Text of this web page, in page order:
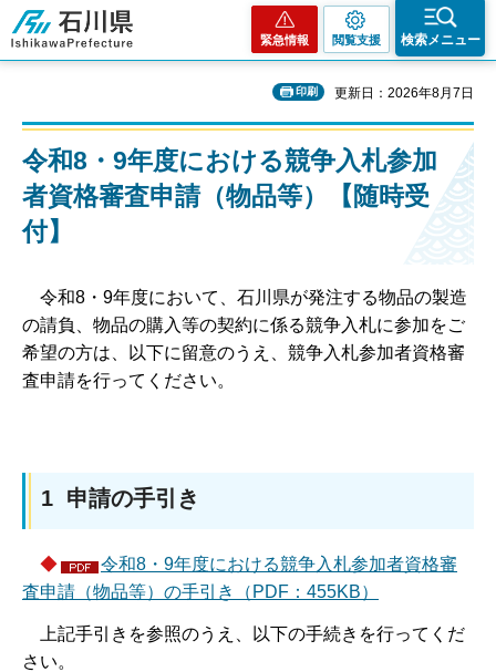
石川県
緊急情報 閲覧支援 検索メニュー
印刷 更新日：2026年8月7日
令和8・9年度における競争入札参加
者資格審査申請（物品等）【随時受
付】
令和8・9年度において、石川県が発注する物品の製造
の請負、物品の購入等の契約に係る競争入札に参加をご
希望の方は、以下に留意のうえ、競争入札参加者資格審
査申請を行ってください。
1 申請の手引き
◆
令和8・9年度における競争入札参加者資格審
査申請（物品等）の手引き（PDF：455KB）
上記手引きを参照のうえ、以下の手続きを行ってくだ
さい。